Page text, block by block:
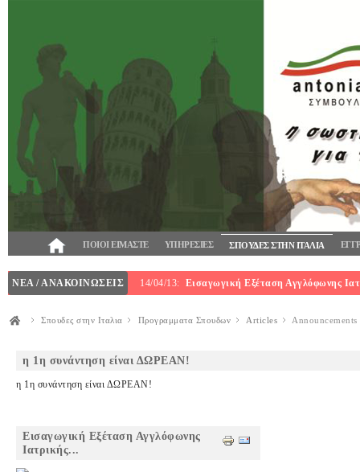
ΠΟΙΟΙ ΕΙΜΑΣΤΕ ΥΠΗΡΕΣΙΕΣ ΣΠΟΥΔΕΣ ΣΤΗΝ ΙΤΑΛΙΑ
ΝΕΑ / ΑΝΑΚΟΙΝΩΣΕΙΣ 14/04/13: Εισαγωγική Εξέταση Αγγλόφωνης
Σπουδες στην Ιταλια Προγραμματα Σπουδων Articles Announcements
η 1η συνάντηση είναι ΔΩΡΕΑΝ!
η 1η συνάντηση είναι ΔΩΡΕΑΝ!
Εισαγωγική Εξέταση Αγγλόφωνης
Ιατρικής...